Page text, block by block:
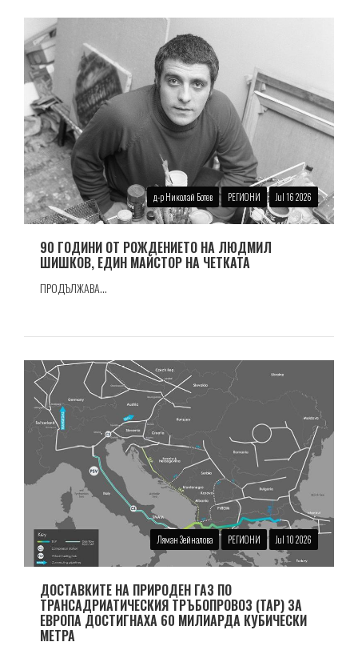
д-р Николай Ботев РЕГИОНИ Jul 16 2026
90 ГОДИНИ ОТ РОЖДЕНИЕТО НА ЛЮДМИЛ
ШИШКОВ, ЕДИН МАЙСТОР НА ЧЕТКАТА
ПРОДЪЛЖАВА...
Ляман Зейналова РЕГИОНИ Jul 10 2026
ДОСТАВКИТЕ НА ПРИРОДЕН ГАЗ ПО
ТРАНСАДРИАТИЧЕСКИЯ ТРЪБОПРОВОЗ (TAP) ЗА
ЕВРОПА ДОСТИГНАХА 60 МИЛИАРДА КУБИЧЕСКИ
МЕТРА